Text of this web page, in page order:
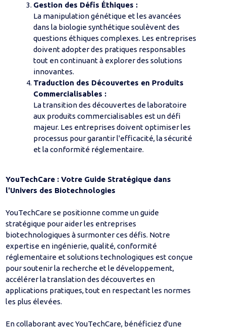
Gestion des Défis Éthiques :
La manipulation génétique et les avancées
dans la biologie synthétique soulèvent des
questions éthiques complexes. Les entreprises
doivent adopter des pratiques responsables
tout en continuant à explorer des solutions
innovantes.
Traduction des Découvertes en Produits
Commercialisables :
La transition des découvertes de laboratoire
aux produits commercialisables est un défi
majeur. Les entreprises doivent optimiser les
processus pour garantir l'efficacité, la sécurité
et la conformité réglementaire.
YouTechCare : Votre Guide Stratégique dans
l'Univers des Biotechnologies
YouTechCare se positionne comme un guide
stratégique pour aider les entreprises
biotechnologiques à surmonter ces défis. Notre
expertise en ingénierie, qualité, conformité
réglementaire et solutions technologiques est conçue
pour soutenir la recherche et le développement,
accélérer la translation des découvertes en
applications pratiques, tout en respectant les normes
les plus élevées.
En collaborant avec YouTechCare, bénéficiez d'une